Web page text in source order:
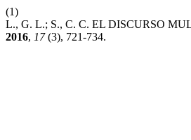
(1)
L., G. L.; S., C. C. EL DISCURSO
2016, 17(3), 721-734.